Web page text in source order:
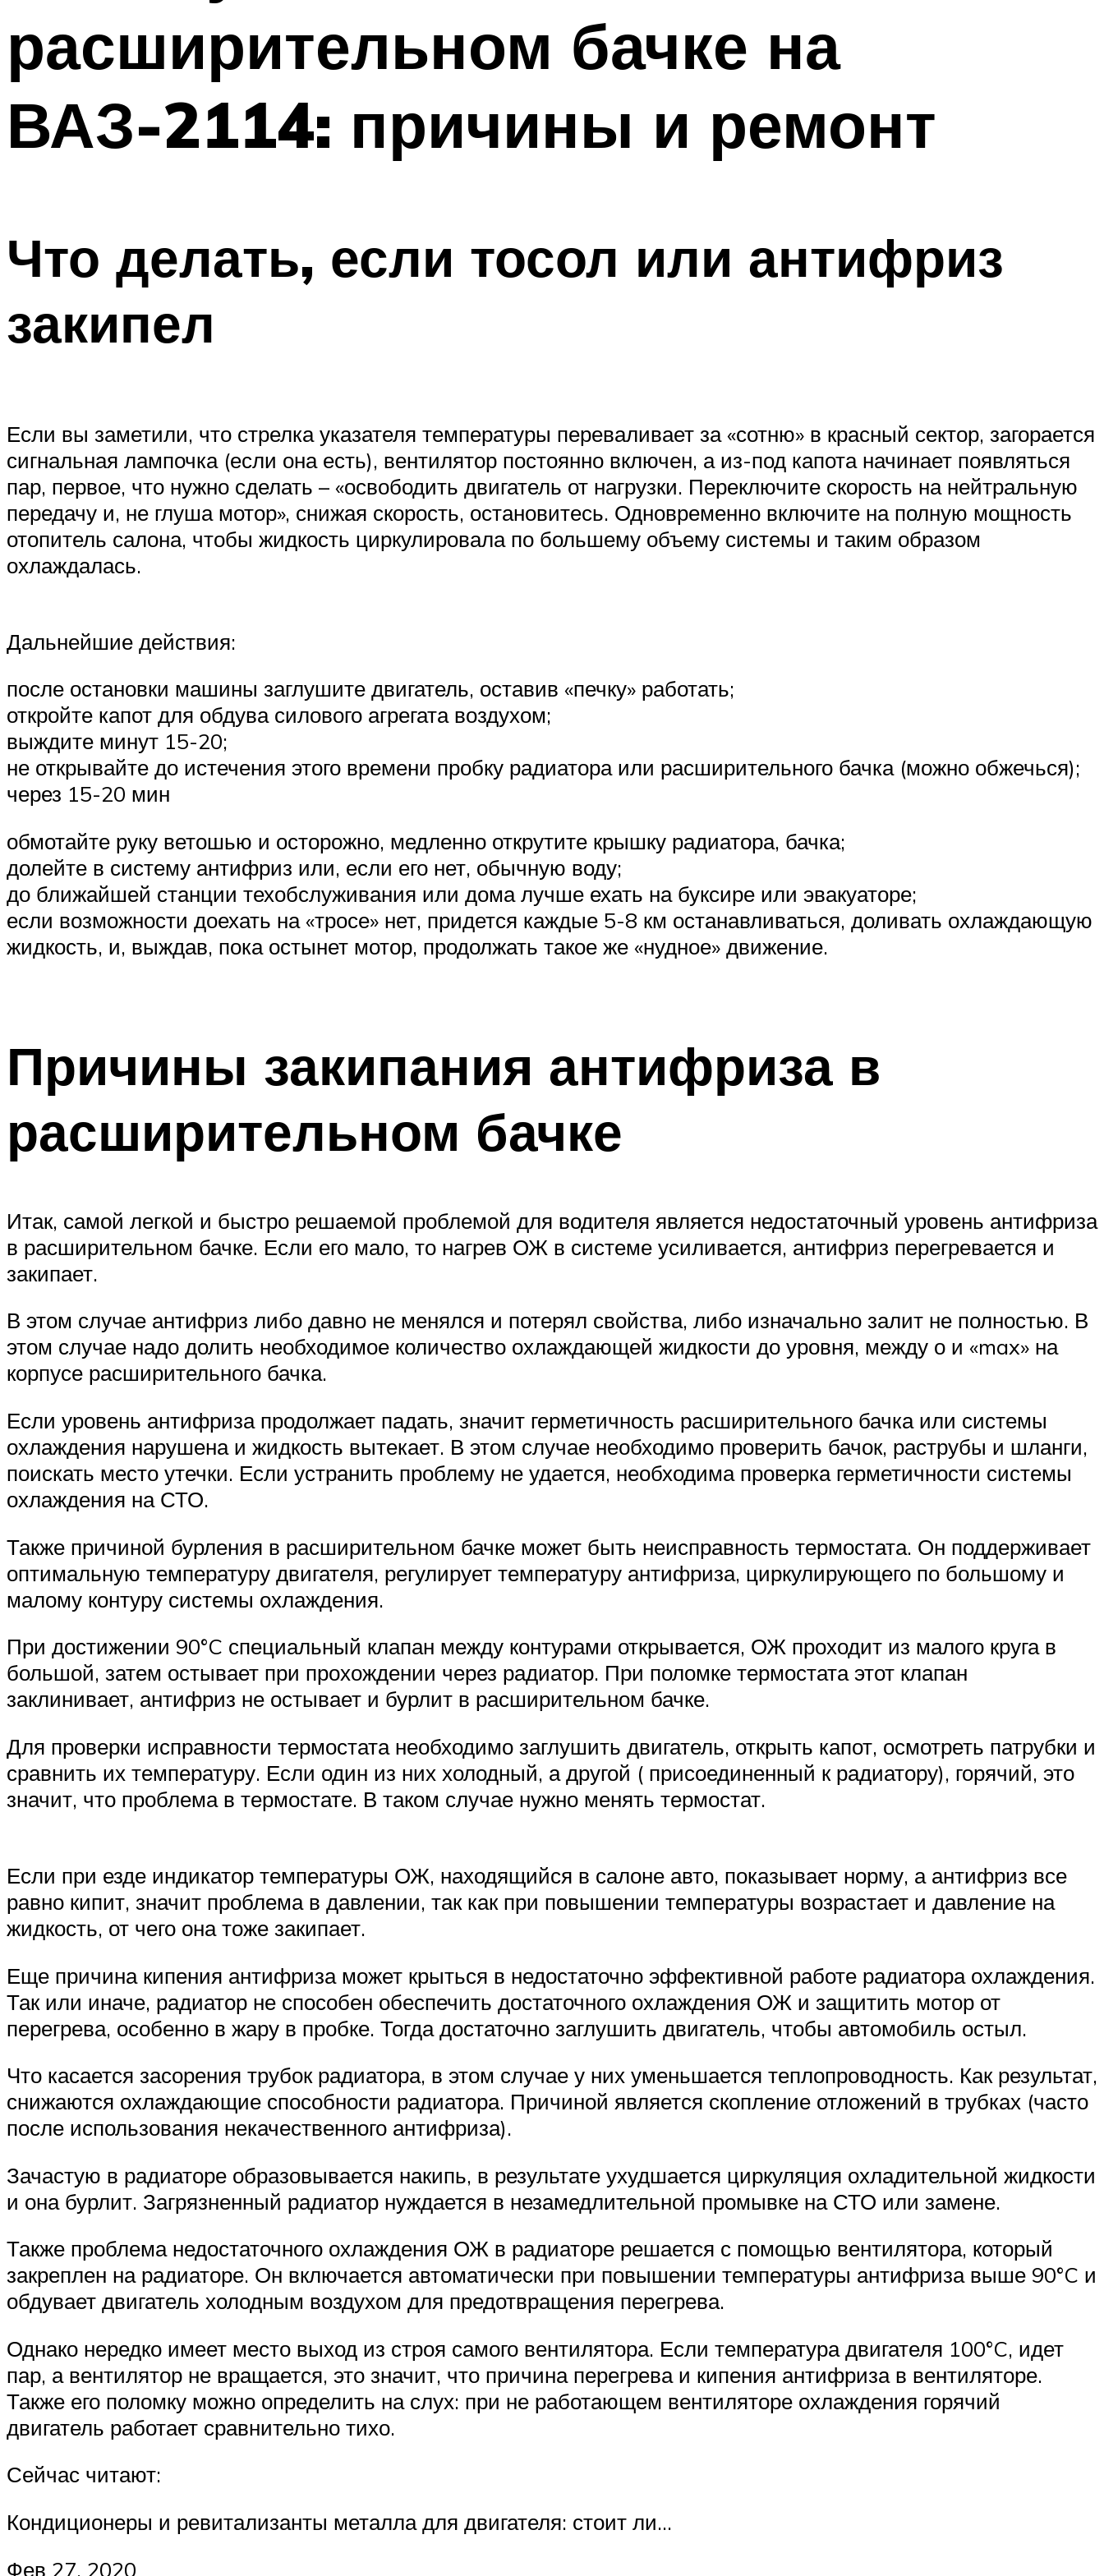
расширительном бачке на
ВАЗ-2114: причины и ремонт
Что делать, если тосол или антифриз
закипел
Если вы заметили, что стрелка указателя температуры переваливает за «сотню» в красный сектор, загорается
сигнальная лампочка (если она есть), вентилятор постоянно включен, а из-под капота начинает появляться
пар, первое, что нужно сделать – «освободить двигатель от нагрузки. Переключите скорость на нейтральную
передачу и, не глуша мотор», снижая скорость, остановитесь. Одновременно включите на полную мощность
отопитель салона, чтобы жидкость циркулировала по большему объему системы и таким образом
охлаждалась.
Дальнейшие действия:
после остановки машины заглушите двигатель, оставив «печку» работать;
откройте капот для обдува силового агрегата воздухом;
выждите минут 15-20;
не открывайте до истечения этого времени пробку радиатора или расширительного бачка (можно обжечься);
через 15-20 мин
обмотайте руку ветошью и осторожно, медленно открутите крышку радиатора, бачка;
долейте в систему антифриз или, если его нет, обычную воду;
до ближайшей станции техобслуживания или дома лучше ехать на буксире или эвакуаторе;
если возможности доехать на «тросе» нет, придется каждые 5-8 км останавливаться, доливать охлаждающую
жидкость, и, выждав, пока остынет мотор, продолжать такое же «нудное» движение.
Причины закипания антифриза в
расширительном бачке
Итак, самой легкой и быстро решаемой проблемой для водителя является недостаточный уровень антифриза
в расширительном бачке. Если его мало, то нагрев ОЖ в системе усиливается, антифриз перегревается и
закипает.
В этом случае антифриз либо давно не менялся и потерял свойства, либо изначально залит не полностью. В
этом случае надо долить необходимое количество охлаждающей жидкости до уровня, между о и «max» на
корпусе расширительного бачка.
Если уровень антифриза продолжает падать, значит герметичность расширительного бачка или системы
охлаждения нарушена и жидкость вытекает. В этом случае необходимо проверить бачок, раструбы и шланги,
поискать место утечки. Если устранить проблему не удается, необходима проверка герметичности системы
охлаждения на СТО.
Также причиной бурления в расширительном бачке может быть неисправность термостата. Он поддерживает
оптимальную температуру двигателя, регулирует температуру антифриза, циркулирующего по большому и
малому контуру системы охлаждения.
При достижении 90°C специальный клапан между контурами открывается, ОЖ проходит из малого круга в
большой, затем остывает при прохождении через радиатор. При поломке термостата этот клапан
заклинивает, антифриз не остывает и бурлит в расширительном бачке.
Для проверки исправности термостата необходимо заглушить двигатель, открыть капот, осмотреть патрубки и
сравнить их температуру. Если один из них холодный, а другой ( присоединенный к радиатору), горячий, это
значит, что проблема в термостате. В таком случае нужно менять термостат.
Если при езде индикатор температуры ОЖ, находящийся в салоне авто, показывает норму, а антифриз все
равно кипит, значит проблема в давлении, так как при повышении температуры возрастает и давление на
жидкость, от чего она тоже закипает.
Еще причина кипения антифриза может крыться в недостаточно эффективной работе радиатора охлаждения.
Так или иначе, радиатор не способен обеспечить достаточного охлаждения ОЖ и защитить мотор от
перегрева, особенно в жару в пробке. Тогда достаточно заглушить двигатель, чтобы автомобиль остыл.
Что касается засорения трубок радиатора, в этом случае у них уменьшается теплопроводность. Как результат,
снижаются охлаждающие способности радиатора. Причиной является скопление отложений в трубках (часто
после использования некачественного антифриза).
Зачастую в радиаторе образовывается накипь, в результате ухудшается циркуляция охладительной жидкости
и она бурлит. Загрязненный радиатор нуждается в незамедлительной промывке на СТО или замене.
Также проблема недостаточного охлаждения ОЖ в радиаторе решается с помощью вентилятора, который
закреплен на радиаторе. Он включается автоматически при повышении температуры антифриза выше 90°C и
обдувает двигатель холодным воздухом для предотвращения перегрева.
Однако нередко имеет место выход из строя самого вентилятора. Если температура двигателя 100°C, идет
пар, а вентилятор не вращается, это значит, что причина перегрева и кипения антифриза в вентиляторе.
Также его поломку можно определить на слух: при не работающем вентиляторе охлаждения горячий
двигатель работает сравнительно тихо.
Сейчас читают:
Кондиционеры и ревитализанты металла для двигателя: стоит ли…
Фев 27, 2020